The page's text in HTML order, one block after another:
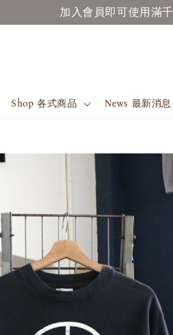
Shop 各式商品 News 最新消息